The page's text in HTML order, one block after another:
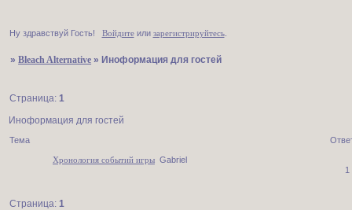
Ну здравствуй Гость! Войдитеили зарегистрируйтесь.
»Bleach Alternative » Иноформация для гостей
Иноформация для гостей
Страница:1
Тема
Хронология событий игры Gabriel
1
Страница: 1